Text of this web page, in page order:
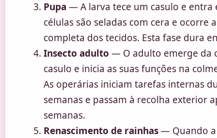
Pupa — A larva tece um casulo e entra
células são seladas com cera e ocorre
completa dos tecidos. Esta fase dura
Insecto adulto — O adulto emerge da
casulo e inicia as suas funções na
As operárias iniciam tarefas internas
semanas e passam à recolha exterior
semanas.
Renascimento de rainhas— Quando